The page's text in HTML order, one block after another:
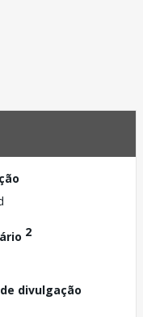
2
divulgação